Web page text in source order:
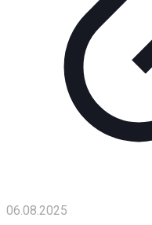
06.08.2025